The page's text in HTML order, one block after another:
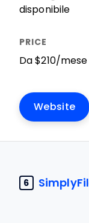
disponibile
Da $210/
Website
6